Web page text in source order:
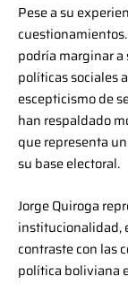
Pese a su
podría marginar a
políticas sociales
escepticismo de
han respaldado
que representa
su base electoral.
Jorge Quiroga
institucionalidad,
contraste con las
política boliviana